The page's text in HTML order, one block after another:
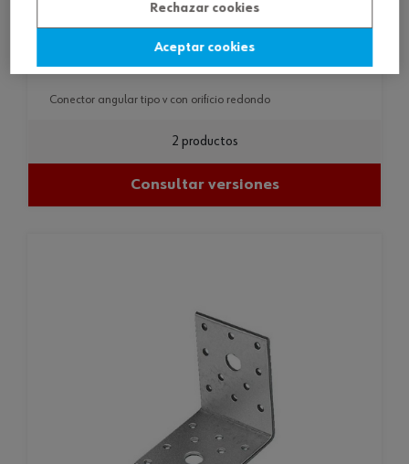
conector angular tipo v con orificio redondo
conector angular tipo v con orificio redondo
2 productos
Consultar versiones
Rechazar cookies
Aceptar cookies